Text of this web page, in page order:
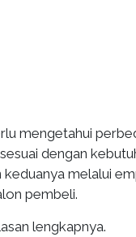
mengetahui
dengan
melalui
pembeli.
lengkapnya.